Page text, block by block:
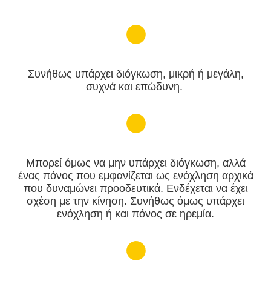
Συνήθως υπάρχει διόγκωση, μικρή ή μεγάλη,
συχνά και επώδυνη.
Μπορεί όμως να μην υπάρχει διόγκωση, αλλά
ένας πόνος που εμφανίζεται ως ενόχληση αρχικά
που δυναμώνει προοδευτικά. Ενδέχεται να έχει
σχέση με την κίνηση. Συνήθως όμως υπάρχει
ενόχληση ή και πόνος σε ηρεμία.